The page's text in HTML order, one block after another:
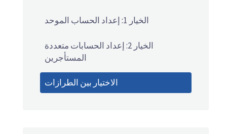
الخيار 1: إعداد الحساب الموحد
الخيار 2: إعداد الحسابات متعددة
المستأجرين
الاختيار بين الطرازات